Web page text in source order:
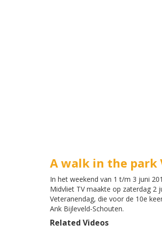
A walk in the park
In het weekend van 1 t/m 3 juni
Midvliet TV maakte op zaterdag 2
Veteranendag, die voor de 10e
Ank Bijleveld-Schouten.
Related Videos